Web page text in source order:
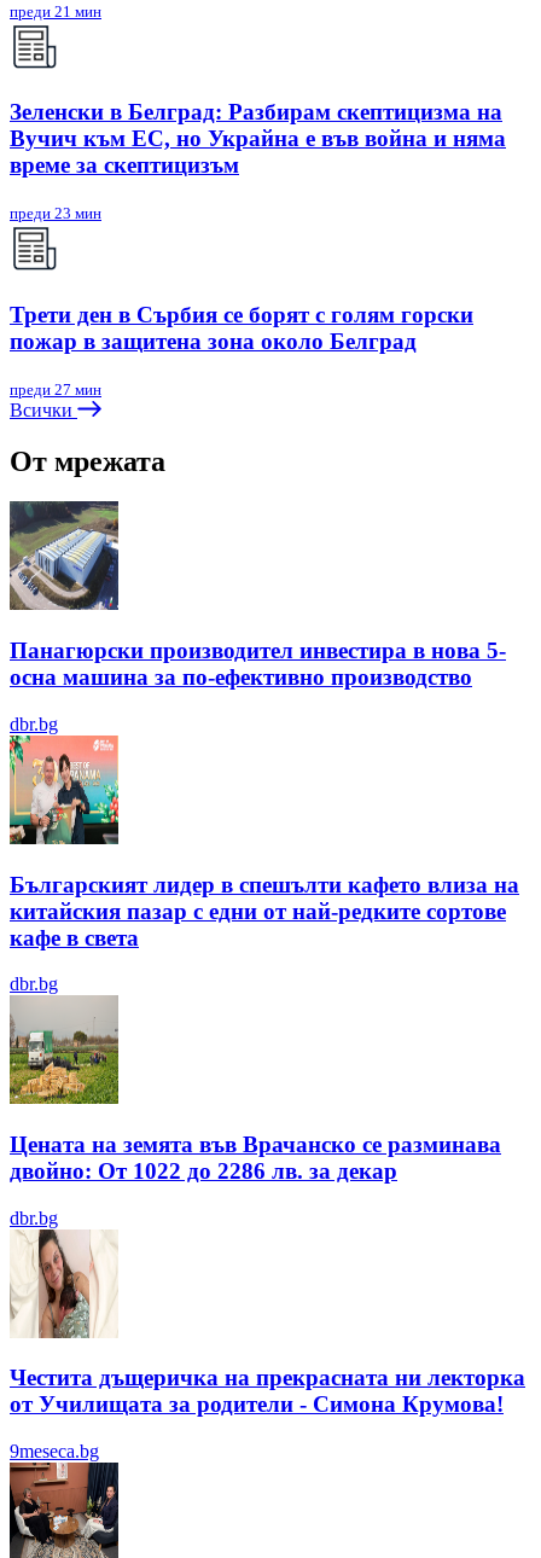
преди 21 мин
Зеленски в Белград: Разбирам скептицизма на
Вучич към ЕС, но Украйна е във война и няма
време за скептицизъм
преди 23 мин
Трети ден в Сърбия се борят с голям горски
пожар в защитена зона около Белград
преди 27 мин
Всички
От мрежата
Панагюрски производител инвестира в нова 5-
осна машина за по-ефективно производство
dbr.bg
Българският лидер в спешълти кафето влиза на
китайския пазар с едни от най-редките сортове
кафе в света
dbr.bg
Цената на земята във Врачанско се разминава
двойно: От 1022 до 2286 лв. за декар
dbr.bg
Честита дъщеричка на прекрасната ни лекторка
от Училищата за родители - Симона Крумова!
9meseca.bg